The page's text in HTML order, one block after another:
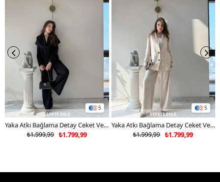
5
SEPETE EKLE
Yaka Atkı Bağlama Detay Ceket Ve Pantolonlu Double Kumaş İkili Takım Siyah 2117
₺1.799,99
₺1.999,99
5
SEPETE EKLE
Yaka Atkı Bağlama Detay Ceket Ve Pantolonlu Double Kumaş İkili Takım Bej 2117
₺1.799,99
₺1.999,99